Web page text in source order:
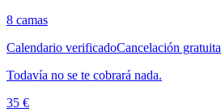
8 camas
Calendario verificadoCancelación gratuita
Todavía no se te cobrará nada.
35 €